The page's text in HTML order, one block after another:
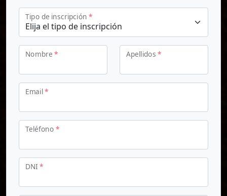
Tipo de inscripción*
Nombre* Apellidos*
Email*
Teléfono *
DNI*